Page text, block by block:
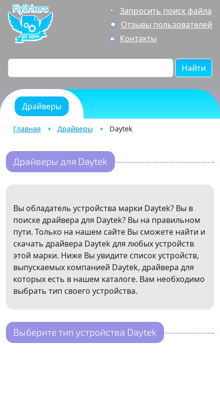
Запросить поиск файла
Отзывы пользователей
Контакты
Найти
Драйверы
Главная Драйверы Daytek
Драйверы для Daytek
Вы обладатель устройства марки Daytek? Вы в
поиске драйвера для Daytek? Вы на правильном
пути. Только на нашем сайте Вы сможете найти и
скачать драйвера Daytek для любых устройств
этой марки. Ниже Вы увидите список устройств,
выпускаемых компанией Daytek, драйвера для
которых есть в нашем каталоге. Вам необходимо
выбрать тип своего устройства.
Выберите тип устройства Daytek